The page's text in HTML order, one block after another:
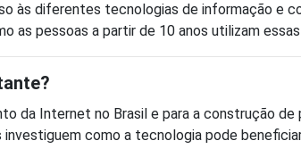
às diferentes tecnologias de informação e
as pessoas a partir de 10 anos utilizam
da Internet no Brasil e para a construção de
como a tecnologia pode